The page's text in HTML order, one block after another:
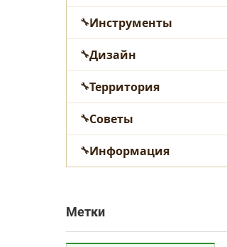
Инструменты
Дизайн
Территория
Советы
Информация
Метки